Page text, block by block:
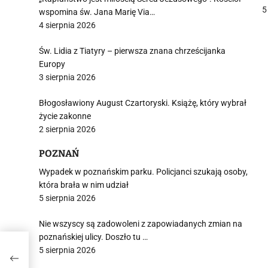
wspomina św. Jana Marię Via…
4 sierpnia 2026
Św. Lidia z Tiatyry – pierwsza znana chrześcijanka
Europy
3 sierpnia 2026
Błogosławiony August Czartoryski. Książę, który wybrał
życie zakonne
2 sierpnia 2026
POZNAŃ
Wypadek w poznańskim parku. Policjanci szukają osoby,
która brała w nim udział
5 sierpnia 2026
Nie wszyscy są zadowoleni z zapowiadanych zmian na
poznańskiej ulicy. Doszło tu …
5 sierpnia 2026